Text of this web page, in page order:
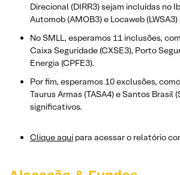
Direcional (DIRR3) sejam incluídas no
Automob (AMOB3) e Locaweb
No SMLL, esperamos 11 inclusões,
Caixa Seguridade (CXSE3), Porto
Energia (CPFE3).
Por fim, esperamos 10 exclusões,
Taurus Armas (TASA4) e Santos Brasil
significativos.
Clique aqui para acessar o relatório